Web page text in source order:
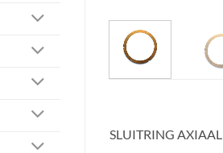
SLUITRING AXIAAL